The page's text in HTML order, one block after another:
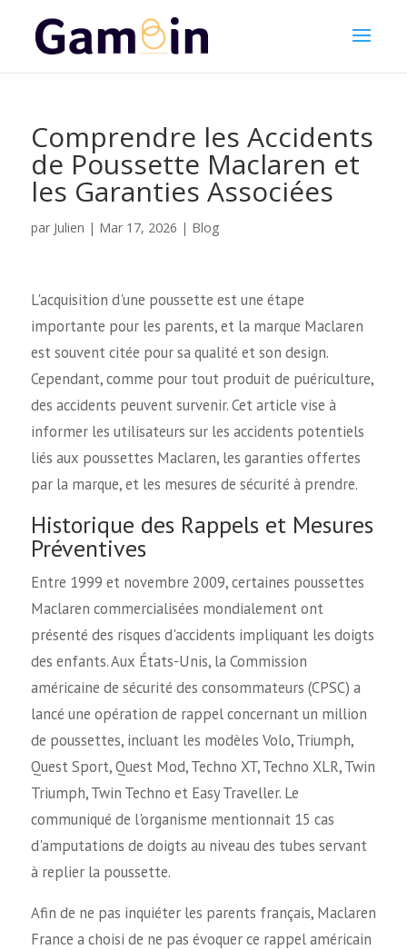
Comprendre les Accidents
de Poussette Maclaren et
les Garanties Associées
par Julien | Mar 17, 2026 | Blog
L'acquisition d'une poussette est une étape
importante pour les parents, et la marque Maclaren
est souvent citée pour sa qualité et son design.
Cependant, comme pour tout produit de puériculture,
des accidents peuvent survenir. Cet article vise à
informer les utilisateurs sur les accidents potentiels
liés aux poussettes Maclaren, les garanties offertes
par la marque, et les mesures de sécurité à prendre.
Historique des Rappels et Mesures
Préventives
Entre 1999 et novembre 2009, certaines poussettes
Maclaren commercialisées mondialement ont
présenté des risques d'accidents impliquant les doigts
des enfants. Aux États-Unis, la Commission
américaine de sécurité des consommateurs (CPSC) a
lancé une opération de rappel concernant un million
de poussettes, incluant les modèles Volo, Triumph,
Quest Sport, Quest Mod, Techno XT, Techno XLR, Twin
Triumph, Twin Techno et Easy Traveller. Le
communiqué de l'organisme mentionnait 15 cas
d'amputations de doigts au niveau des tubes servant
à replier la poussette.
Afin de ne pas inquiéter les parents français, Maclaren
France a choisi de ne pas évoquer ce rappel américain